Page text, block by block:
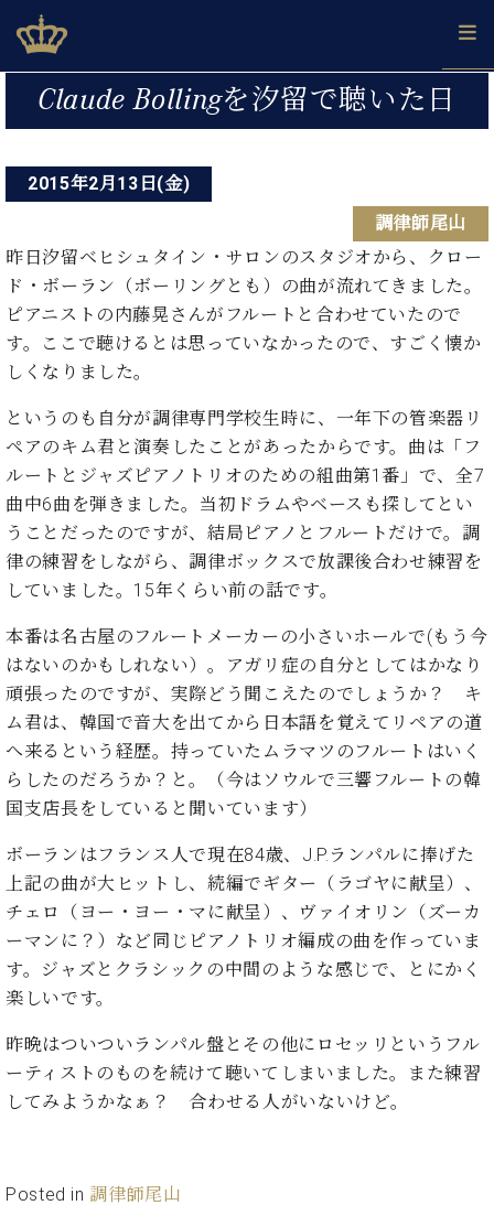
to
content
ベヒシュタインジャパン公式サイト
BECHSTEIN JAPAN Official Site
ベ
ヒ
ュ
イ
ン
コ
ン
ー
ト /
C.
ヒ
シ
ュ
ン
レ
ジ
デ
ン
ス
ベ
ヒ
シ
ュ
タ
イ
コ
サ
ー
ベ
示
ピ
ア
ノ
術
ベ
シ
ュ
イ
ン
の
グ
ラ
ン
ピ
ア
ノ
を
こ
と
色
と
タ
ッ
チ
ヒ
シ
ュ
ン・
ジ
パ
ン
の
み
ヒ
シ
ュ
タ
ン
の
秘
密
ド
ツ
の
器
ベ
ヒ
シ
ュ
タ
ン
ブ
ラ
ン
ド
ト
ー
音
楽
家
達
声
ベ
ヒ
シ
ュ
イ
の
音
ベ
ニ
ュ
ス・
イ
ン
ト
メ
マ
ガ
員
登
録
ご
案
内
店
舗
か
ら
の
ら
(入
荷
情
報
等)
レ
ス
リ
ス
(お
ら
せ・
メ
情
規
デ
ー
ベ
シ
ュ
イ
ン
演
奏
し
い！
学
た
い！
録
音
し
い！
と
い
う
は、
お
近
の
直
営
ま
で
オンライン試弾
メルマガ登録
ら
企
情
報
採
用
情
報
ヒ
シ
タ
イ
ン・
サ
ロ
会
員
ベ
ヒ
シ
タ
ン・
ジ
ャ
パ
ン
ブ
グ
Claude Bollingを汐留で聴いた日
2015年2月13日(金)
調律師尾山
昨日汐留ベヒシュタイン・サロンのスタジオから、クロー
ド・ボーラン（ボーリングとも）の曲が流れてきました。
ピアニストの内藤晃さんがフルートと合わせていたので
す。ここで聴けるとは思っていなかったので、すごく懐か
しくなりました。
というのも自分が調律専門学校生時に、一年下の管楽器リ
ペアのキム君と演奏したことがあったからです。曲は「フ
ルートとジャズピアノトリオのための組曲第1番」で、全7
曲中6曲を弾きました。当初ドラムやベースも探してとい
うことだったのですが、結局ピアノとフルートだけで。調
律の練習をしながら、調律ボックスで放課後合わせ練習を
していました。15年くらい前の話です。
本番は名古屋のフルートメーカーの小さいホールで(もう今
はないのかもしれない）。アガリ症の自分としてはかなり
頑張ったのですが、実際どう聞こえたのでしょうか？ キ
ム君は、韓国で音大を出てから日本語を覚えてリペアの道
へ来るという経歴。持っていたムラマツのフルートはいく
らしたのだろうか？と。（今はソウルで三響フルートの韓
国支店長をしていると聞いています）
ボーランはフランス人で現在84歳、J.P.ランパルに捧げた
上記の曲が大ヒットし、続編でギター（ラゴヤに献呈）、
チェロ（ヨー・ヨー・マに献呈）、ヴァイオリン（ズーカ
ーマンに？）など同じピアノトリオ編成の曲を作っていま
す。ジャズとクラシックの中間のような感じで、とにかく
楽しいです。
昨晩はついついランパル盤とその他にロセッリというフル
ーティストのものを続けて聴いてしまいました。また練習
してみようかなぁ？ 合わせる人がいないけど。
Posted in 調律師尾山
稿
ナ
ビ
ー
シ
ョ
ン